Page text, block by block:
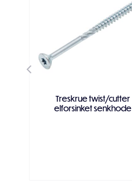
Treskrue twist/cutter
elforsinket senkhode